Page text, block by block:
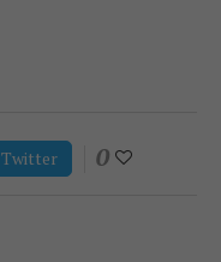
Twitter 0